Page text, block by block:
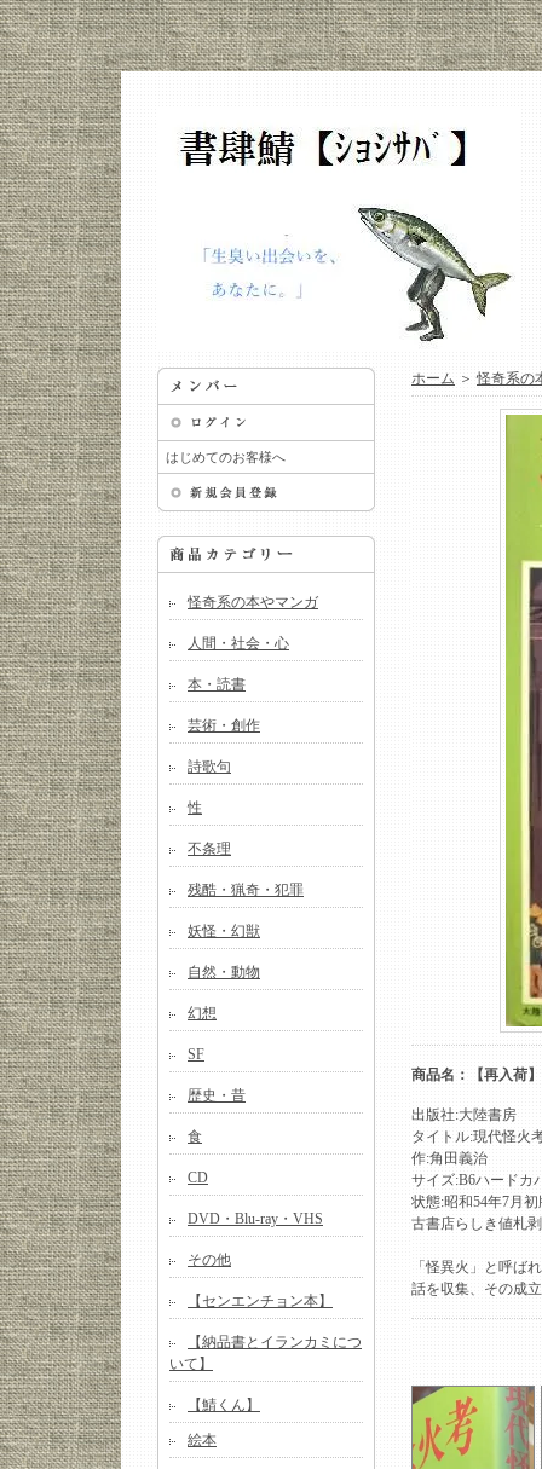
はじめてのお客様へ
怪奇系の本やマンガ
人間・社会・心
本・読書
芸術・創作
詩歌句
性
不条理
残酷・猟奇・犯罪
妖怪・幻獣
自然・動物
幻想
SF
歴史・昔
食
CD
DVD・Blu-ray・VHS
その他
【センエンチョン本】
【納品書とイランカミにつ
いて】
【鯖くん】
絵本
ホーム ＞ 怪奇系の
商品名：【再入荷
出版社:大陸書房
タイトル:現代怪火
作:角田義治
サイズ:B6ハードカ
状態:昭和54年7月
古書店らしき値札
「怪異火」と呼ば
話を収集、その成